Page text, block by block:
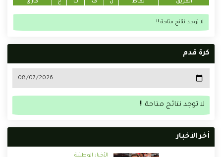
الفريق نقاط ل ف ت خ فارق
لا توجد نتائج متاحة !!
كرة قدم
لا توجد نتائج متاحة !!
أخر الأخبار
الأخبار الوطنية